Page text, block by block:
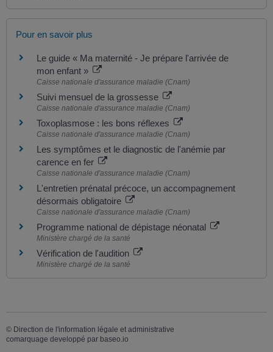
Pour en savoir plus
Le guide « Ma maternité - Je prépare l'arrivée de
mon enfant »
Caisse nationale d'assurance maladie (Cnam)
Suivi mensuel de la grossesse
Caisse nationale d'assurance maladie (Cnam)
Toxoplasmose : les bons réflexes
Caisse nationale d'assurance maladie (Cnam)
Les symptômes et le diagnostic de l'anémie par
carence en fer
Caisse nationale d'assurance maladie (Cnam)
L'entretien prénatal précoce, un accompagnement
désormais obligatoire
Caisse nationale d'assurance maladie (Cnam)
Programme national de dépistage néonatal
Ministère chargé de la santé
Vérification de l'audition
Ministère chargé de la santé
© Direction de l'information légale et administrative
comarquage developpé par baseo.io